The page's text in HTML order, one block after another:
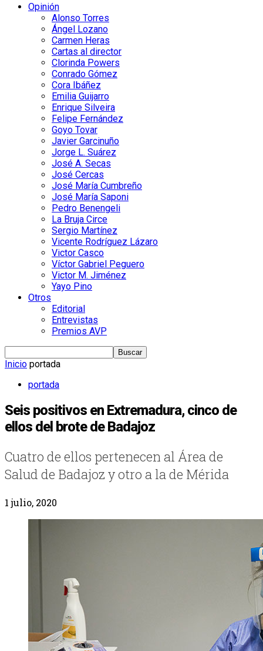
Opinión
Alonso Torres
Ángel Lozano
Carmen Heras
Cartas al director
Clorinda Powers
Conrado Gómez
Cora Ibáñez
Emilia Guijarro
Enrique Silveira
Felipe Fernández
Goyo Tovar
Javier Garcinuño
Jorge L. Suárez
José A. Secas
José Cercas
José María Cumbreño
José María Saponi
Pedro Benengeli
La Bruja Circe
Sergio Martínez
Vicente Rodríguez Lázaro
Victor Casco
Víctor Gabriel Peguero
Victor M. Jiménez
Yayo Pino
Otros
Editorial
Entrevistas
Premios AVP
Inicio portada
portada
Seis positivos en Extremadura, cinco de
ellos del brote de Badajoz
Cuatro de ellos pertenecen al Área de
Salud de Badajoz y otro a la de Mérida
1 julio, 2020